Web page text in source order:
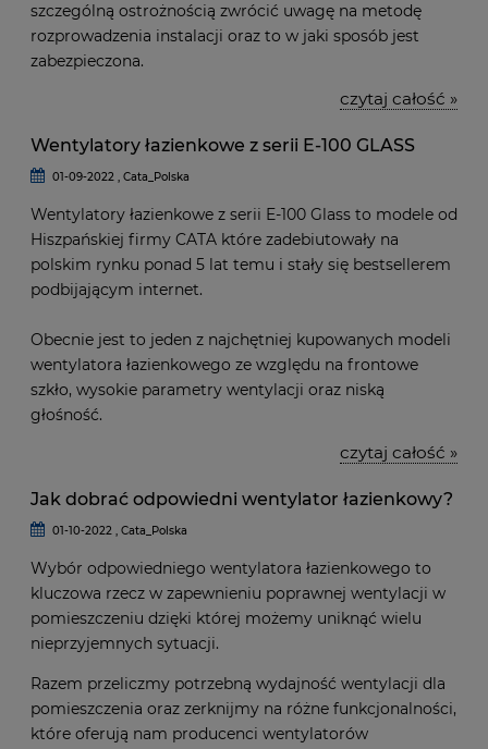
szczególną ostrożnością zwrócić uwagę na metodę
rozprowadzenia instalacji oraz to w jaki sposób jest
zabezpieczona.
czytaj całość »
Wentylatory łazienkowe z serii E-100 GLASS
01-09-2022 , Cata_Polska
Wentylatory łazienkowe z serii E-100 Glass to modele od
Hiszpańskiej firmy CATA które zadebiutowały na
polskim rynku ponad 5 lat temu i stały się bestsellerem
podbijającym internet.
Obecnie jest to jeden z najchętniej kupowanych modeli
wentylatora łazienkowego ze względu na frontowe
szkło, wysokie parametry wentylacji oraz niską
głośność.
czytaj całość »
Jak dobrać odpowiedni wentylator łazienkowy?
01-10-2022 , Cata_Polska
Wybór odpowiedniego wentylatora łazienkowego to
kluczowa rzecz w zapewnieniu poprawnej wentylacji w
pomieszczeniu dzięki której możemy uniknąć wielu
nieprzyjemnych sytuacji.
Razem przeliczmy potrzebną wydajność wentylacji dla
pomieszczenia oraz zerknijmy na różne funkcjonalności,
które oferują nam producenci wentylatorów